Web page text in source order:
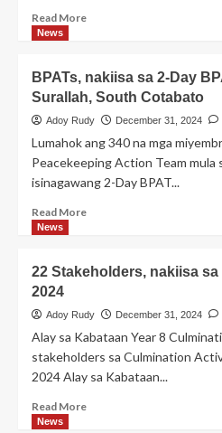
Read MoreRead
Clean-
Up
Dive,
isinagawa
Malapatan,
Sarangani
News
BPATs, nakiisa sa 2-Day
Surallah, South Cotabato
Adoy Rudy December 31, 2024
Lumahok ang 340 na mga
Peacekeeping Action Team mula
isinagawang 2-Day BPAT...
Read MoreRead
nakiisa
2-
Day
Training
sa
News
22 Stakeholders, nakiisa
2024
Adoy Rudy December 31, 2024
Alay sa Kabataan Year 8
stakeholders sa Culmination
2024 Alay sa Kabataan...
Read MoreRead
News